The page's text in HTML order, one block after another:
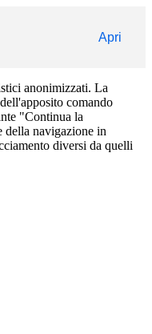
Apri
anonimizzati. La
comando
"Continua la
della navigazione in
diversi da quelli